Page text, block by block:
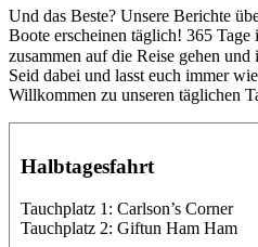
Und das Beste? Unsere Berichte
Boote erscheinen täglich! 365
zusammen auf die Reise gehen und
Seid dabei und lasst euch immer
Willkommen zu unseren täglichen
Halbtagesfahrt
Tauchplatz 1: Carlson’s Corner
Tauchplatz 2: Giftun Ham Ham